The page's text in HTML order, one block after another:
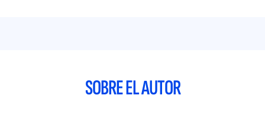
SOBRE EL AUTOR